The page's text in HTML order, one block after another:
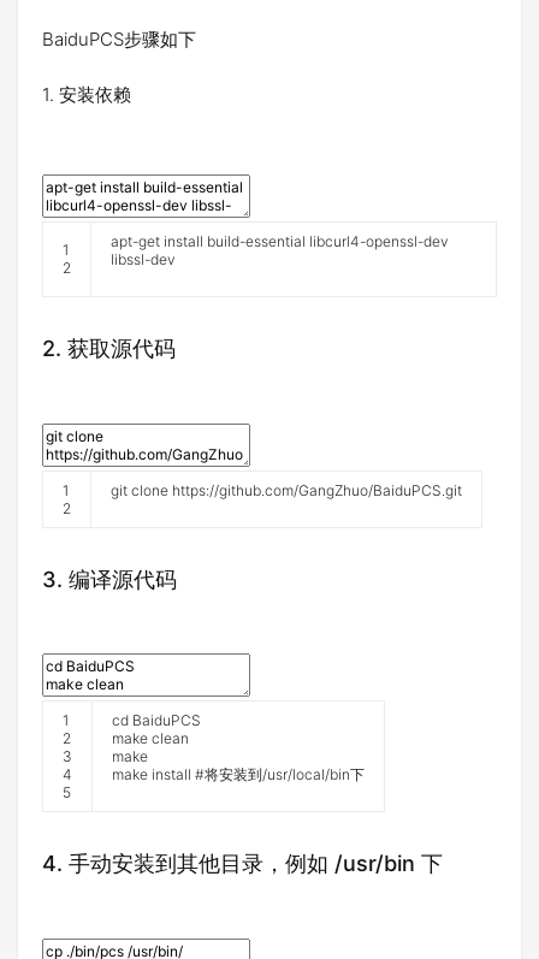
BaiduPCS步骤如下
1. 安装依赖
1
2
apt-get install build-essential libcurl4-openssl-dev
libssl-dev
2. 获取源代码
1
2
git clone https://github.com/GangZhuo/BaiduPCS.git
3. 编译源代码
1
2
3
4
5
cd BaiduPCS
make clean
make
make install #将安装到/usr/local/bin下
4. 手动安装到其他目录，例如 /usr/bin 下